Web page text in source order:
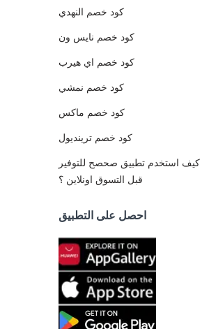
كود خصم النهدي
كود خصم نايس ون
كود خصم اي هيرب
كود خصم نمشي
كود خصم ماكس
كود خصم ترينديول
كيف استخدم تطبيق صحصح للتوفير
قبل التسوق اونلاين ؟
احصل على التطبيق